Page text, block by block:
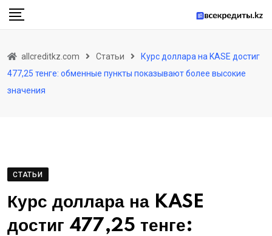
Skip
allcreditkz.com Статьи
Курс доллара на KASE достиг
477,25 тенге: обменные пункты показывают более высокие
значения
СТАТЬИ
Курс доллара на KASE
достиг 477,25 тенге: